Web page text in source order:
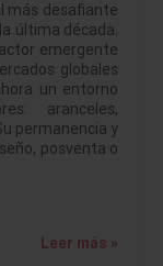
más desafiante
última década.
emergente
globales
un entorno
aranceles,
permanencia y
posventa o
Leer más »